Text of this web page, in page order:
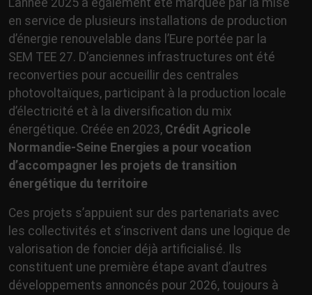
L’année 2025 a également été marquée par la mise
en service de plusieurs installations de production
d’énergie renouvelable dans l’Eure portée par la
SEM TEE 27. D’anciennes infrastructures ont été
reconverties pour accueillir des centrales
photovoltaïques, participant à la production locale
d’électricité et à la diversification du mix
énergétique. Créée en 2023, Crédit Agricole
Normandie-Seine Energies a pour vocation
d’accompagner les projets de transition
énergétique du territoire
Ces projets s’appuient sur des partenariats avec
les collectivités et s’inscrivent dans une logique de
valorisation de foncier déjà artificialisé. Ils
constituent une première étape avant d’autres
développements annoncés pour 2026, toujours à